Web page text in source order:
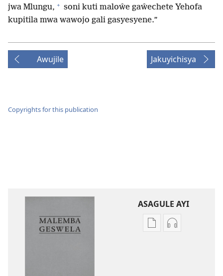
jwa Mlungu, + soni kuti maloŵe gaŵechete Yehofa
kupitila mwa wawojo gali gasyesyene.”
Awujile Jakuyichisya
Copyrights for this publication
ASAGULE AYI
AsaguleKusagula